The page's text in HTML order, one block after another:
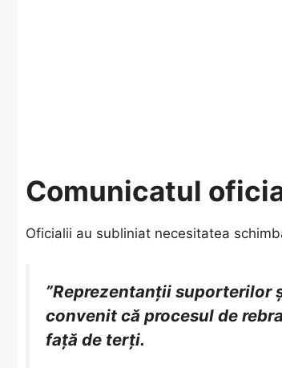
Comunicatul
​Oficialii au subliniat necesitatea
”Reprezentanții
convenit că procesul de
față de terți.